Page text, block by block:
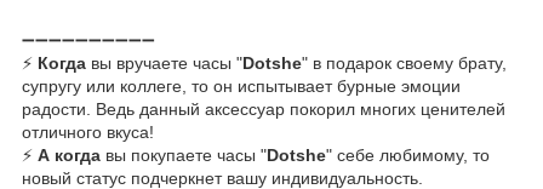
➖➖➖➖➖➖➖➖➖➖
⚡ Когда вы вручаете часы "Dotshe" в подарок своему брату,
супругу или коллеге, то он испытывает бурные эмоции
радости. Ведь данный аксессуар покорил многих ценителей
отличного вкуса!
⚡ А когда вы покупаете часы "Dotshe" себе любимому, то
новый статус подчеркнет вашу индивидуальность.